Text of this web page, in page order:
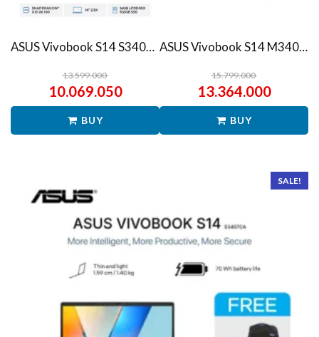
ASUS Vivobook S14 S3407QA – IPSP151M – Matte Gray
13.599.000
10.069.050
BUY
ASUS Vivobook S14 M3407HA Ryzen 7 260 1TB SSD 16GB WUXGA IPS Win11+OHS
15.799.000
13.364.000
BUY
SALE!